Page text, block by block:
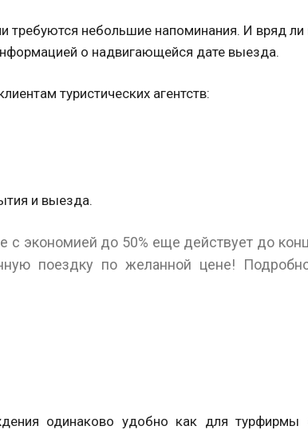
требуются небольшие напоминания. И вряд
о надвигающейся дате выезда.
туристических агентств:
и выезда.
с экономией до 50% еще действует до
поездку по желанной цене!
одинаково удобно как для турфирмы